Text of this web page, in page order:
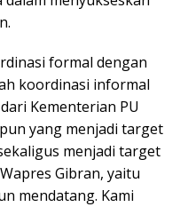
formal dengan
koordinasi informal
Kementerian PU
yang menjadi target
menjadi target
Gibran, yaitu
mendatang. Kami